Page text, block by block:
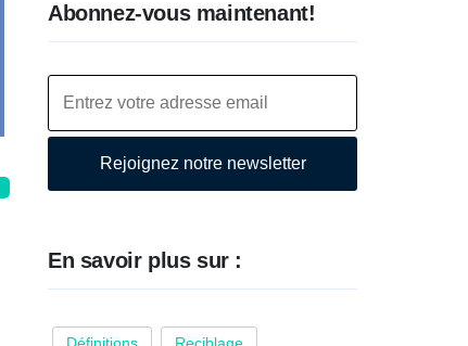
Abonnez-vous maintenant!
Rejoignez notre newsletter
En savoir plus sur :